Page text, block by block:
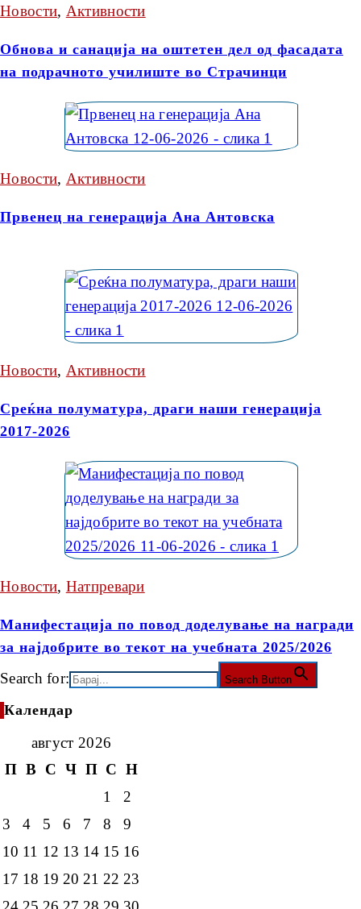
Новости, Активности
Обнова и санација на оштетен дел од фасадата
на подрачното училиште во Страчинци
Новости, Активности
Првенец на генерација Ана Антовска
Новости, Активности
Среќна полуматура, драги наши генерација
2017-2026
Новости, Натпревари
Манифестација по повод доделување на награди
за најдобрите во текот на учебната 2025/2026
Search for: Search Button
Календар
август 2026
П В С Ч П С Н
1
2
3
4 5 6 7 8
9
10 11 12 13 14 15 16
17 18 19 20 21 22 23